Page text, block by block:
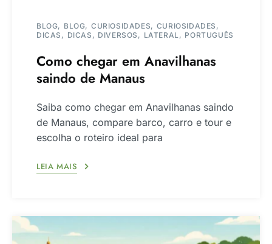
BLOG BLOG CURIOSIDADES
CURIOSIDADES
DICAS
DICAS DIVERSOS LATERAL PORTUGUÊS
Como chegar em Anavilhanas
saindo de Manaus
Saiba como chegar em Anavilhanas saindo
de Manaus, compare barco, carro e tour e
escolha o roteiro ideal para
LEIA MAIS